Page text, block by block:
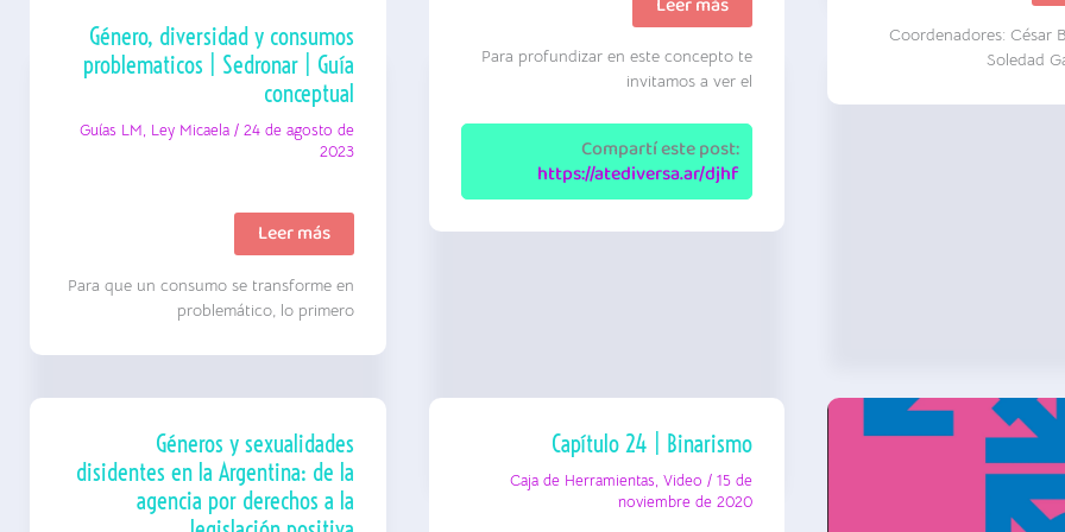
Género, diversidad y consumos
problematicos | Sedronar | Guía
conceptual
Guías LM, Ley Micaela/ 24 de agosto de
2023
Género,
diversidad
consumos
problematicos
|
conceptual
Leer más
Para que un consumo se transforme en
problemático, lo primero
género
identidad
|
Trans
|
Video
Para profundizar en este concepto te
invitamos a ver el
Compartí este post:
https://atediversa.ar/djhf
e
Coordenadores: César
Soledad
Géneros y sexualidades
disidentes en la Argentina: de la
agencia por derechos a la
Capítulo 24 | Binarismo
Caja de Herramientas, Video / 15 de
noviembre de 2020